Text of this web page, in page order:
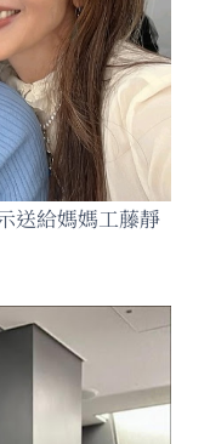
送給媽媽工藤靜